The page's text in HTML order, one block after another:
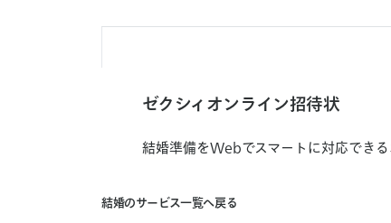
ゼ
ク
シ
オ
ゼクシィオンライン招待状
結婚準備をWebでスマートに対応でき
結
婚
結婚のサービス一覧へ戻る